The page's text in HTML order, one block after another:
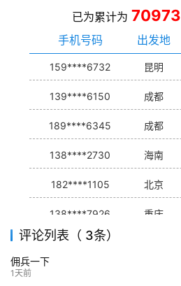
已为累计为 70973
手机号码
出发地
159****6732 昆明
139****6150 成都
189****6345 成都
138****2730 海南
182****1105 北京
138****7926 重庆
139****9233
评论列表（ 3条）
佣兵一下
1天前